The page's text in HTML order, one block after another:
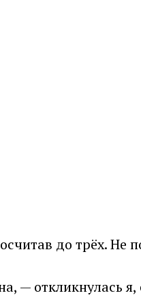
до трёх. Не
— откликнулась